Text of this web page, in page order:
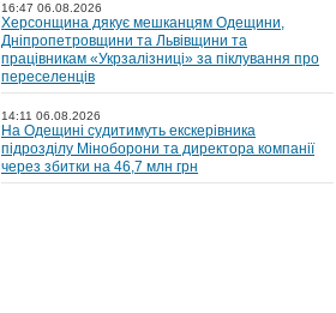
16:47 06.08.2026
Херсонщина дякує мешканцям Одещини,
Дніпропетровщини та Львівщини та
працівникам «Укрзалізниці» за піклування про
переселенців
14:11 06.08.2026
На Одещині судитимуть екскерівника
підрозділу Міноборони та директора компанії
через збитки на 46,7 млн грн